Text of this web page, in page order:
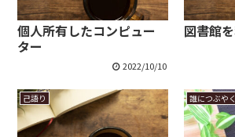
個人所有したコンピュー
ター
2022/10/10
図書館
己語り 誰につぶや